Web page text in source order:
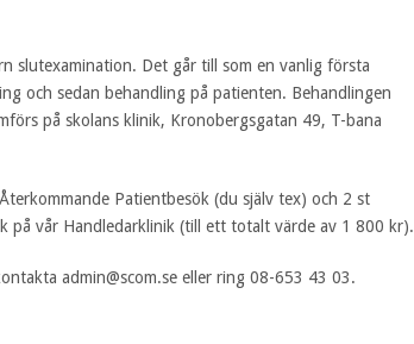
slutexamination. Det går till som en vanlig första
och sedan behandling på patienten. Behandlingen
på skolans klinik, Kronobergsgatan 49, T-bana
Patientbesök (du själv tex) och 2 st
på vår Handledarklinik (till ett totalt värde av 1 800 kr).
admin@scom.se eller ring 08-653 43 03.